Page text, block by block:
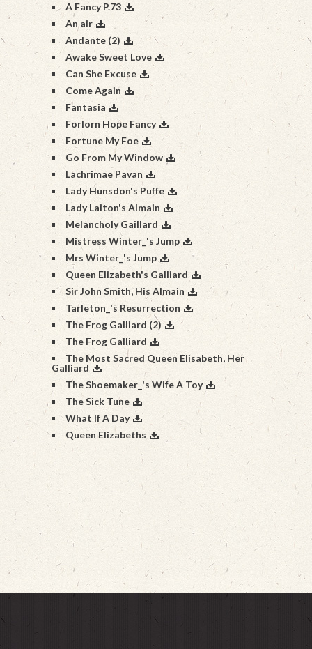
A Fancy P.73
An air
Andante (2)
Awake Sweet Love
Can She Excuse
Come Again
Fantasia
Forlorn Hope Fancy
Fortune My Foe
Go From My Window
Lachrimae Pavan
Lady Hunsdon's Puffe
Lady Laiton's Almain
Melancholy Gaillard
Mistress Winter_'s Jump
Mrs Winter_'s Jump
Queen Elizabeth's Galliard
Sir John Smith, His Almain
Tarleton_'s Resurrection
The Frog Galliard (2)
The Frog Galliard
The Most Sacred Queen Elisabeth, Her
Galliard
The Shoemaker_'s Wife A Toy
The Sick Tune
What If A Day
Queen Elizabeths